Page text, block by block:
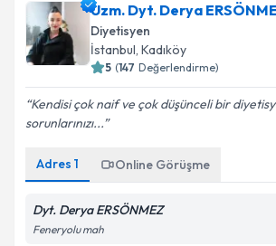
Uzm. Dyt. Derya
Diyetisyen
İstanbul, Kadıköy
5 (147 Değerlendirme)
Kendisi çok naif ve çok düşünceli bir
sorunlarınızı...
Adres 1 Online Görüşme
Dyt. Derya ERSÖNMEZ
Feneryolu mah